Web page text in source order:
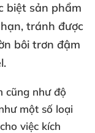
biệt sản phẩm
, tránh được
bôi trơn đậm
cũng như độ
một số loại
việc kích